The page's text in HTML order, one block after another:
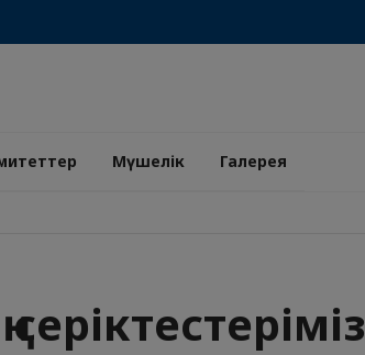
Мүшелік Галерея
серіктестеріміз